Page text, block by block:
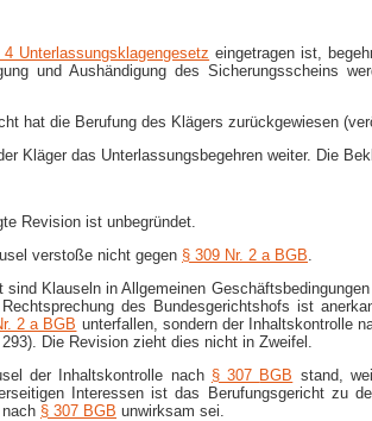
4 Unterlassungsklagengesetz eingetragen ist,
und Aushändigung des Sicherungsscheins
hat die Berufung des Klägers zurückgewiesen
Kläger das Unterlassungsbegehren weiter. Die
Revision ist unbegründet.
verstoße nicht gegen § 309 Nr. 2 a BGB
Klauseln in Allgemeinen
des Bundesgerichtshofs ist
2 a BGB unterfallen, sondern der Inhaltskontrolle
Die Revision zieht dies nicht in Zweifel.
der Inhaltskontrolle nach § 307 BGB stand,
Interessen ist das Berufungsgericht
§ 307 BGB unwirksam sei.